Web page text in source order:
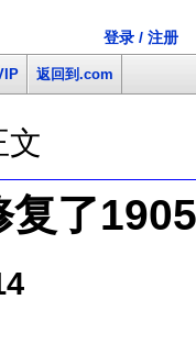
登录 / 注册
返回到.com
文
复了